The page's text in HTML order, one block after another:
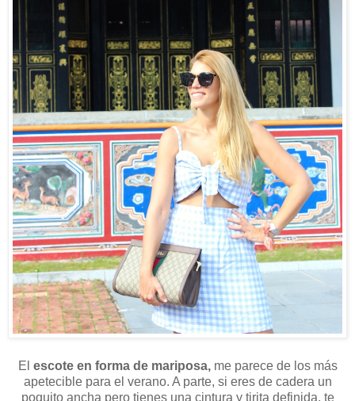
El escote en forma de mariposa,me parece de los más
apetecible para el verano. A parte, si eres de cadera un
poquito ancha pero tienes una cintura y tirita definida, te